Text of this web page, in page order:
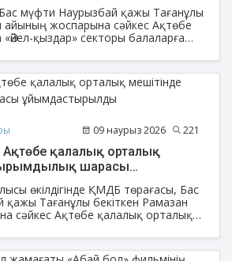
мүфти Наурызбай қажы Тағанұлы
айының жоспарына сәйкес Ақтөбе
қыздар» секторы балаларға
09 наурыз 2026 221
қалалық орталық
шарасы
өкілдігінде ҚМДБ төрағасы, Бас
Тағанұлы бекіткен Рамазан
сәйкес Ақтөбе қалалық орталық
қайырымдылық